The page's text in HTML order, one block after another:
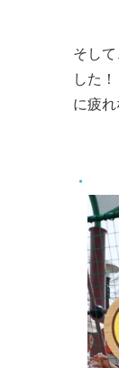
そし
した
に疲